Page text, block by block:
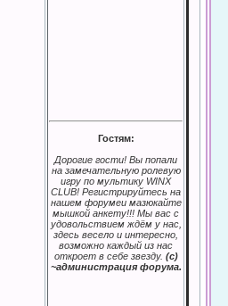
Гостям:
Дорогие гости! Вы попали
на замечательную ролевую
игру по мультику WINX
CLUB! Регистрируйтесь на
нашем форумеи мазюкайте
мышкой анкету!!! Мы вас с
удовольствием ждём у нас,
здесь весело и интересно,
возможно каждый из нас
откроет в себе звезду. (с)
~администрация форума.